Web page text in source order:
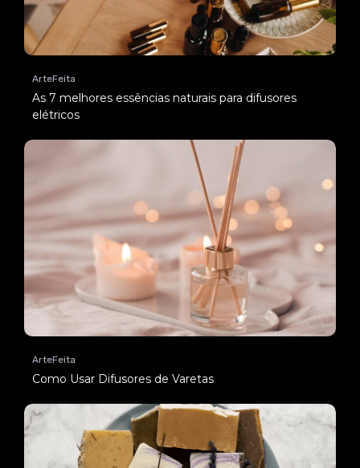
ArteFeita
As 7 melhores essências naturais para difusores
elétricos
ArteFeita
Como Usar Difusores de Varetas